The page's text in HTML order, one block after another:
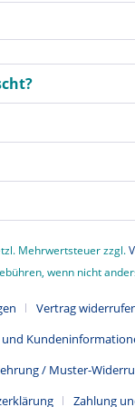
Mehrwertsteuer zzgl.
wenn nicht
Vertrag
und
/ Muster-
Zahlung